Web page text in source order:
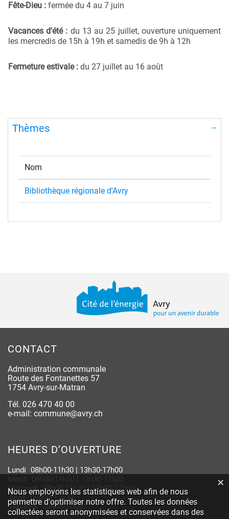
Fête-Dieu : fermée du 4 au 7 juin
Vacances d'été : du 13 au 25 juillet, ouverture uniquement
les mercredis de 15h à 19h et samedis de 9h à 12h
Fermeture estivale : du 27 juillet au 16 août
Thèmes
Nom
Bibliothèque régionale d'Avry
Pied de page
CONTACT
Administration communale
Route des Fontanettes 57
1754 Avry-sur-Matran
Tél. 026 470 40 00
e-mail: commune@avry.ch
HEURES D’OUVERTURE
Lundi 08h00-11h30 | 13h30-17h00
Mercredi 08h00-11h30 | 13h30-17h00
Jeudi 08h00-11h30
Vendredi 08h00-11h30
Statistiques web
Nous employons les statistiques web afin de nous
permettre d'optimiser notre offre. Toutes les données
collectées seront anonymisées et conservées dans des
×